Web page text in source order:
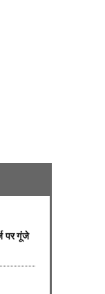
पर गूंजे